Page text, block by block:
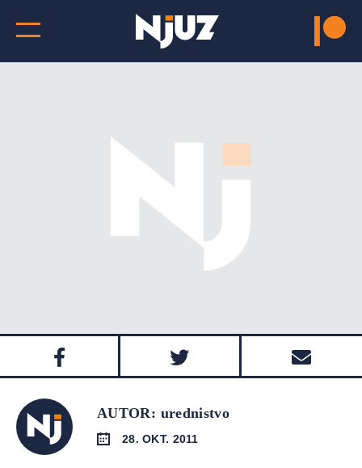
AUTOR: urednistvo
28. OKT. 2011